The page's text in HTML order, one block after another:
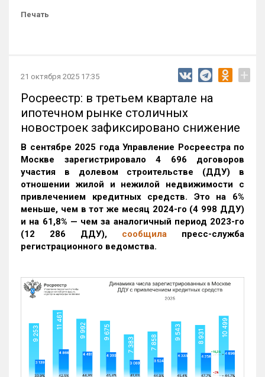
Печать
21 октября 2025 17:35 +
Росреестр: в третьем квартале на
ипотечном рынке столичных
новостроек зафиксировано снижение
В сентябре 2025 года Управление Росреестра по
Москве зарегистрировало 4 696 договоров
участия в долевом строительстве (ДДУ) в
отношении жилой и нежилой недвижимости с
привлечением кредитных средств. Это на 6%
меньше, чем в тот же месяц 2024-го (4 998 ДДУ)
и на 61,8% — чем за аналогичный период 2023-го
(12 286 ДДУ), сообщила пресс-служба
регистрационного ведомства.